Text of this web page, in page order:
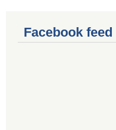
Facebook feed